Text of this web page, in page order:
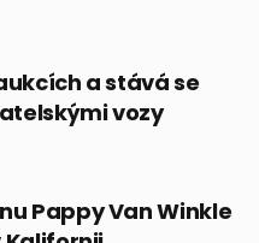
a stává se
vozy
Pappy Van Winkle